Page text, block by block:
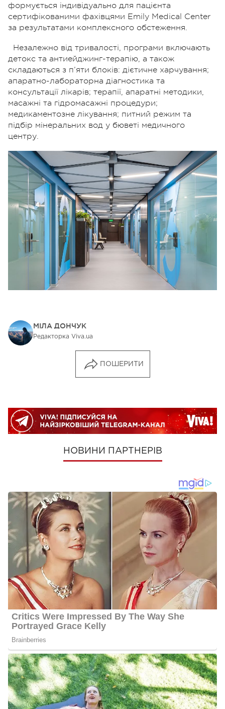
формується індивідуально для пацієнта
сертифікованими фахівцями Emily Medical Center
за результатами комплексного обстеження.
Незалежно від тривалості, програми включають
детокс та антиейджинг-терапію, а також
складаються з п’яти блоків: дієтичне харчування;
апаратно-лабораторна діагностика та
консультації лікарів; терапії, апаратні методики,
масажні та гідромасажні процедури;
медикаментозне лікування; питний режим та
підбір мінеральних вод у бюветі медичного
центру.
МІЛА ДОНЧУК
Редакторка Viva.ua
ПОШЕРИТИ
НОВИНИ ПАРТНЕРІВ